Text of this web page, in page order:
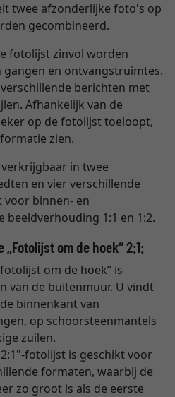
twee afzonderlijke foto's op
gecombineerd.
fotolijst zinvol worden
en ontvangstruimtes.
berichten met
Afhankelijk van de
op de fotolijst toeloopt,
zien.
in twee
en vier verschillende
voor binnen- en
beeldverhouding 1:1 en 1:2.
om de hoek“ 2:1:
om de hoek” is
van de buitenmuur. U vindt
binnenkant van
op schoorsteenmantels
zuilen.
fotolijst is geschikt voor
formaten, waarbij de
zo groot is als de eerste